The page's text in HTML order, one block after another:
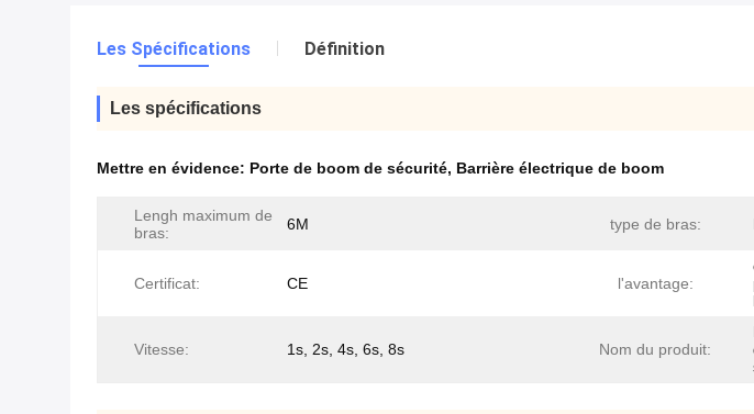
Les Spécifications Définition
Les spécifications
Mettre en évidence: Porte de boom de sécurité, Barrière électrique de boom
Lengh maximum de
bras:
6M type de bras:
Certificat: CE l'avantage:
Vitesse: 1s, 2s, 4s, 6s, 8s Nom du produit: